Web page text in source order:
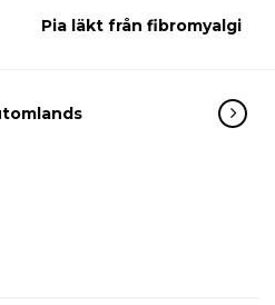
Pia läkt från fibromyalgi